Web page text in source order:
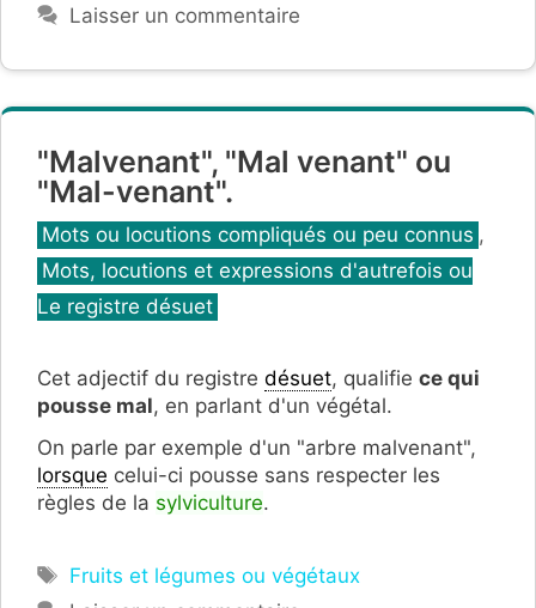
Laisser un commentaire
"Malvenant", "Mal venant" ou
"Mal-venant".
Catégories
Mots ou locutions compliqués ou peu connus ,
Mots, locutions et expressions d'autrefois ou
Le registre désuet
Cet adjectif du registre désuet, qualifie ce qui
pousse mal, en parlant d'un végétal.
On parle par exemple d'un "arbre malvenant",
lorsque celui-ci pousse sans respecter les
règles de la sylviculture.
Étiquettes
Fruits et légumes ou végétaux